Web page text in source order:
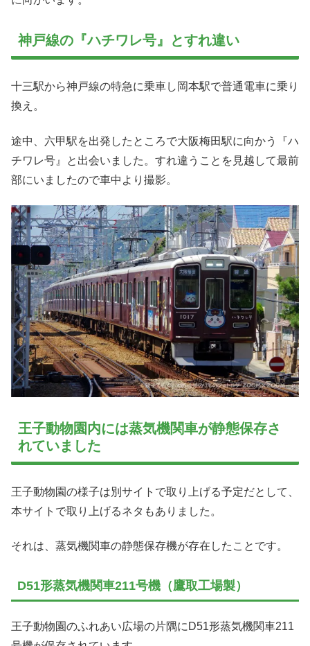
神戸線の『ハチワレ号』とすれ違い
十三駅から神戸線の特急に乗車し岡本駅で普通電車に乗り
換え。
途中、六甲駅を出発したところで大阪梅田駅に向かう『ハ
チワレ号』と出会いました。すれ違うことを見越して最前
部にいましたので車中より撮影。
王子動物園内には蒸気機関車が静態保存さ
れていました
王子動物園の様子は別サイトで取り上げる予定だとして、
本サイトで取り上げるネタもありました。
それは、蒸気機関車の静態保存機が存在したことです。
D51形蒸気機関車211号機（鷹取工場製）
王子動物園のふれあい広場の片隅にD51形蒸気機関車211